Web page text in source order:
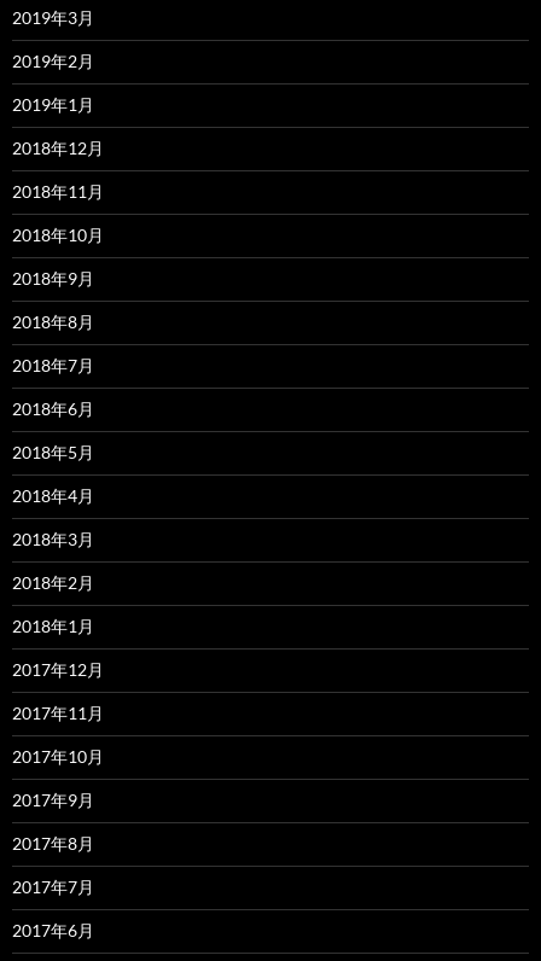
2019年3月
2019年2月
2019年1月
2018年12月
2018年11月
2018年10月
2018年9月
2018年8月
2018年7月
2018年6月
2018年5月
2018年4月
2018年3月
2018年2月
2018年1月
2017年12月
2017年11月
2017年10月
2017年9月
2017年8月
2017年7月
2017年6月